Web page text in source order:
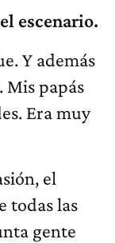
escenario.
Y además
Mis papás
Era muy
el
todas las
gente